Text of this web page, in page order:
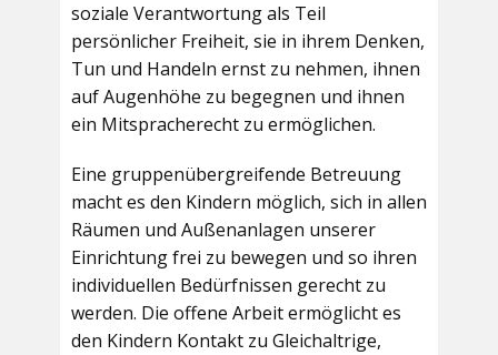
soziale Verantwortung als Teil
persönlicher Freiheit, sie in ihrem Denken,
Tun und Handeln ernst zu nehmen, ihnen
auf Augenhöhe zu begegnen und ihnen
ein Mitspracherecht zu ermöglichen.
Eine gruppenübergreifende Betreuung
macht es den Kindern möglich, sich in allen
Räumen und Außenanlagen unserer
Einrichtung frei zu bewegen und so ihren
individuellen Bedürfnissen gerecht zu
werden. Die offene Arbeit ermöglicht es
den Kindern Kontakt zu Gleichaltrige,